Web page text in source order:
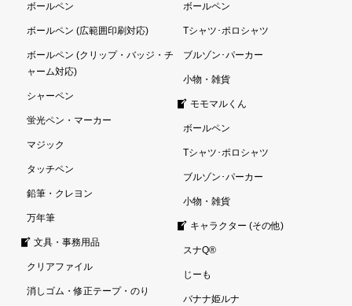
ボールペン
ボールペン (広範囲印刷対応)
ボールペン (クリップ・バッジ・チ
ャーム対応)
シャーペン
蛍光ペン・マーカー
マジック
タッチペン
鉛筆・クレヨン
万年筆
文具・事務用品
クリアファイル
消しゴム・修正テープ・のり
ボールペン
Tシャツ･ポロシャツ
ブルゾン･パーカー
小物・雑貨
モモマルくん
ボールペン
Tシャツ･ポロシャツ
ブルゾン･パーカー
小物・雑貨
キャラクター (その他)
スナQ®
じーも
バナナ姫ルナ